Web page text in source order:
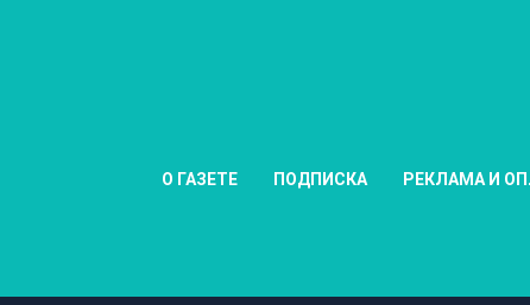
О ГАЗЕТЕ ПОДПИСКА РЕКЛАМА И